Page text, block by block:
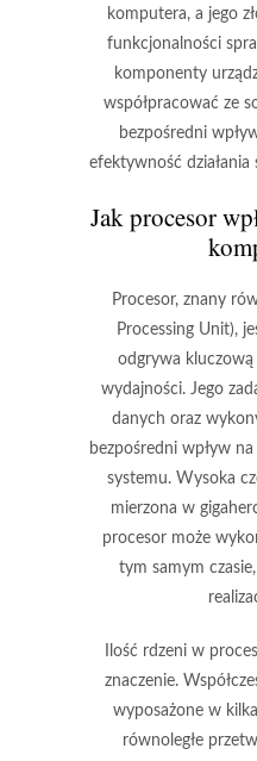
komputera, a jego
funkcjonalności
komponenty
współpracować ze
bezpośredni
efektywność
Jak procesor
Procesor, znany
Processing Unit),
odgrywa
wydajności. Jego
danych oraz
bezpośredni wpływ na
systemu. Wysoka
mierzona w
procesor może
tym samym
Ilość rdzeniw
znaczenie.
wyposażone w
równoległe